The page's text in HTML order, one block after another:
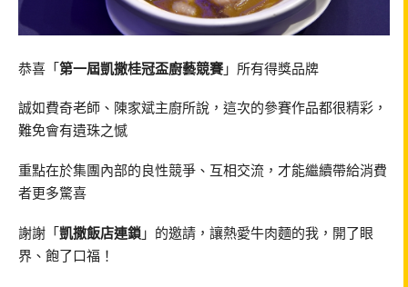
恭喜「第一屆凱撒桂冠盃廚藝競賽」所有得獎品牌
誠如費奇老師、陳家斌主廚所說，這次的參賽作品都很精彩，
難免會有遺珠之憾
重點在於集團內部的良性競爭、互相交流，才能繼續帶給消費
者更多驚喜
謝謝「凱撒飯店連鎖 」的邀請，讓熱愛牛肉麵的我，開了眼
界、飽了口福！